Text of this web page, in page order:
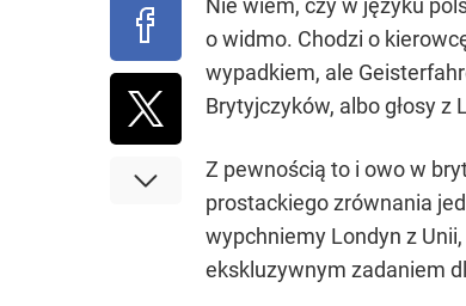
Nie wiem, czy w języku
o widmo. Chodzi o
wypadkiem, ale
Brytyjczyków, albo głosy z
Z pewnością to i owo w
prostackiego zrównania
wypchniemy Londyn z
ekskluzywnym zadaniem